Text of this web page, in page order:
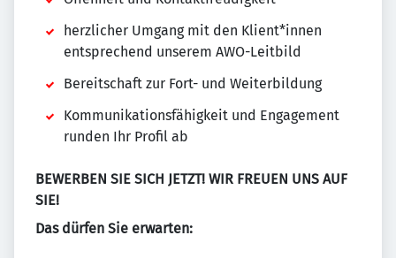
herzlicher Umgang mit den Klient*innen
entsprechend unserem AWO-Leitbild
Bereitschaft zur Fort- und Weiterbildung
Kommunikationsfähigkeit und Engagement
runden Ihr Profil ab
BEWERBEN SIE SICH JETZT! WIR FREUEN UNS AUF
SIE!
Das dürfen Sie erwarten: